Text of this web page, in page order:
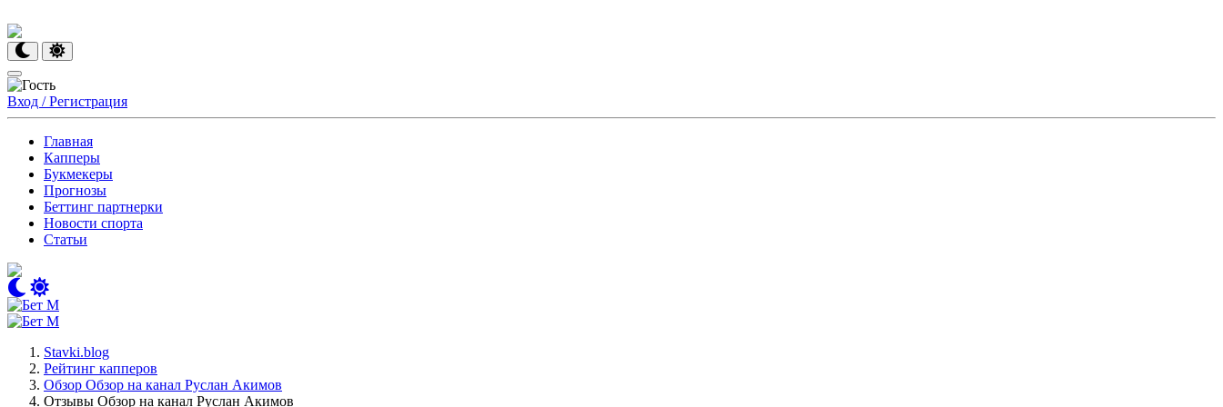
Вход / Регистрация
Главная
Капперы
Букмекеры
Прогнозы
Беттинг партнерки
Новости спорта
Статьи
Stavki.blog
Рейтинг капперов
Обзор Обзор на канал Руслан Акимов
Отзывы Обзор на канал Руслан Акимов